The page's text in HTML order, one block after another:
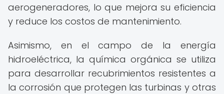
aerogeneradores, lo que mejora su eficiencia
y reduce los costos de mantenimiento.
Asimismo, en el campo de la energía
hidroeléctrica, la química orgánica se utiliza
para desarrollar recubrimientos resistentes a
la corrosión que protegen las turbinas y otras